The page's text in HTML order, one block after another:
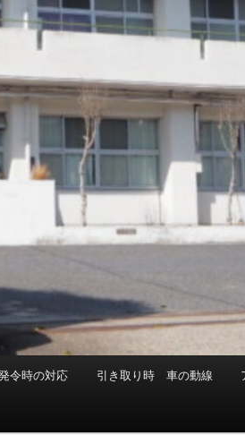
令時の対応 引き取り時 車の動線